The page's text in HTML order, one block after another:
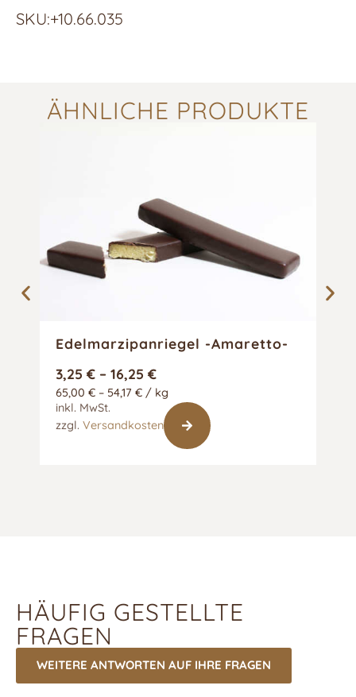
SKU:+10.66.035
ÄHNLICHE PRODUKTE
Edelmarzipanriegel -Amaretto-
3,25 € – 16,25 €
65,00 € – 54,17 € / kg
inkl. MwSt.
zzgl. Versandkosten
HÄUFIG GESTELLTE
FRAGEN
WEITERE ANTWORTEN AUF IHRE FRAGEN